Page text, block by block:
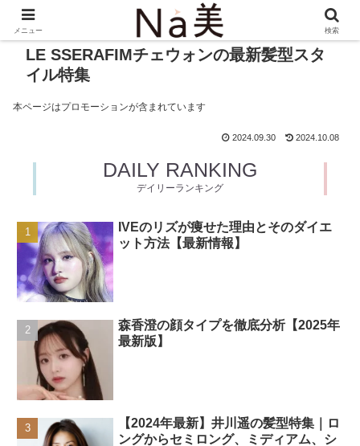
LE SSERAFIMチェウォンの最新髪型スタ
イル特集
本ページはプロモーションが含まれています
2024.09.30 2024.10.08
DAILY RANKING
デイリーランキング
IVEのリズが痩せた理由とそのダイエ
ット方法【最新情報】
森香澄の顔タイプを徹底分析【2025年
最新版】
【2024年最新】井川遥の髪型特集｜ロ
ングからセミロング、ミディアム、シ
メニュー 検索